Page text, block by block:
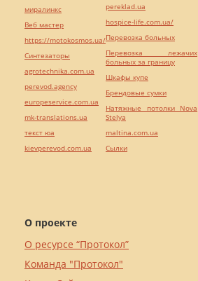
О проекте
О ресурсе “Протокол”
Команда "Протокол"
миралинкс
Веб мастер
https://motokosmos.ua/
Синтезаторы
agrotechnika.com.ua
perevod.agency
europeservice.com.ua
mk-translations.ua
текст юа
kievperevod.com.ua
pereklad.ua
hospice-life.com.ua/
Перевозка больных
Перевозка лежачих
больных за границу
Шкафы купе
Брендовые сумки
Натяжные потолки Nova
Stelya
maltina.com.ua
Cылки